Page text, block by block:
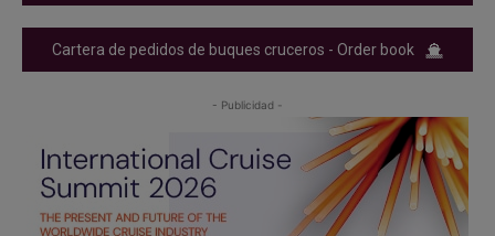
Cartera de pedidos de buques cruceros - Order book
- Publicidad -